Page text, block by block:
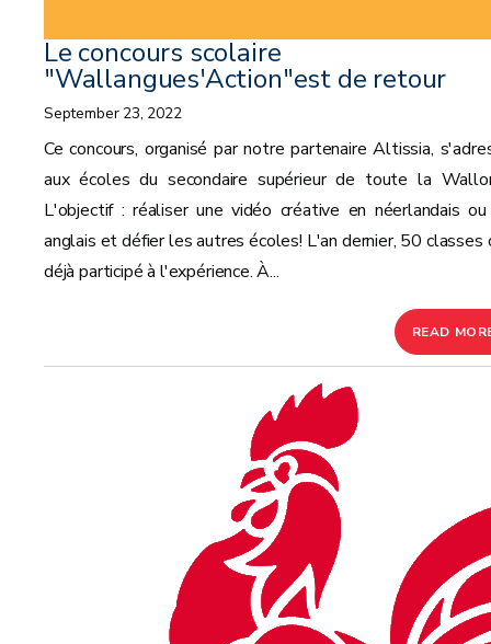
Le concours scolaire
"Wallangues'Action"est de retour
September 23, 2022
Ce concours, organisé par notre partenaire Altissia,
aux écoles du secondaire supérieur de toute la
L'objectif : réaliser une vidéo créative en néerlandais
anglais et défier les autres écoles! L'an dernier, 50 classes
déjà participé à l'expérience. À...
READ